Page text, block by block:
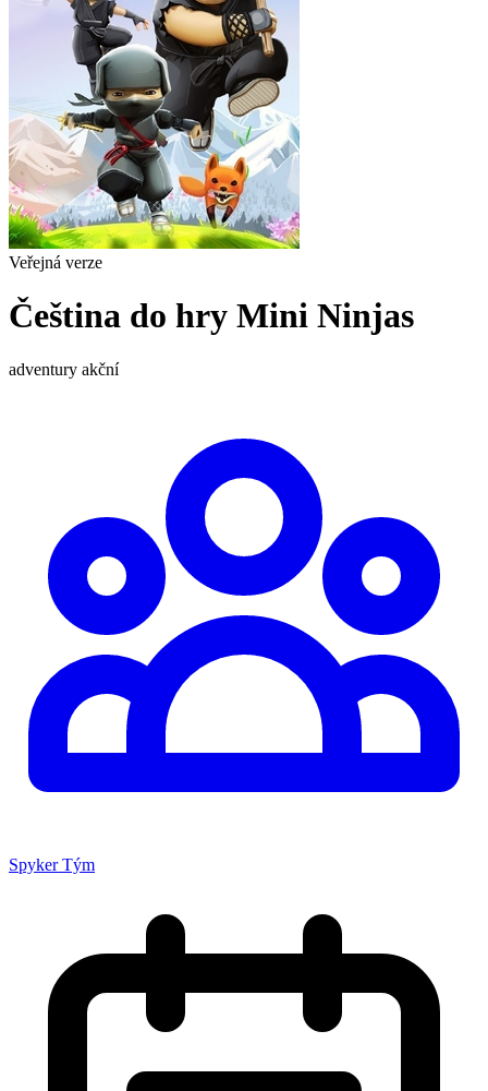
Veřejná verze
Čeština do hry Mini Ninjas
adventury akční
Spyker Tým